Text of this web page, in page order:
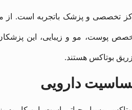
تخصصی و پزشک باتجربه است. از
پوست، مو و زیبایی، این پزشکان
بوتاکس هستند.
دارویی